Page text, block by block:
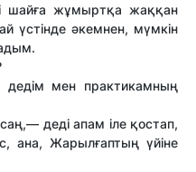
шайға жұмыртқа жаққан
үстінде әкемнен, мүмкін
мен практикамның
деді апам іле қостап,
ана, Жарылғаптың үйіне